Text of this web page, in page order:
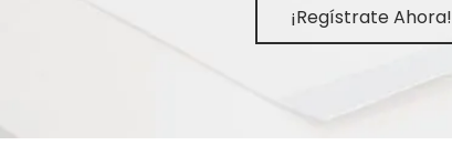
¡Regístrate Ahora!